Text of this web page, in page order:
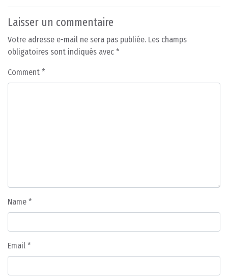
Laisser un commentaire
Votre adresse e-mail ne sera pas publiée. Les champs
obligatoires sont indiqués avec *
Comment *
Name *
Email *